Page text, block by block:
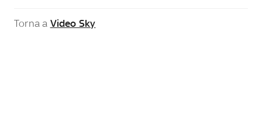
Torna a Video Sky